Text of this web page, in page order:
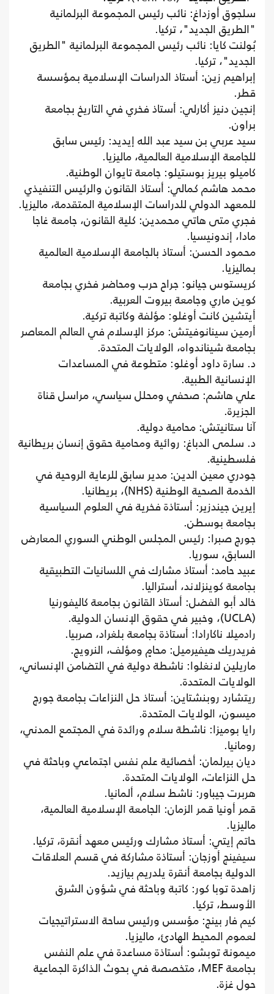
سلجوق أوزداغ: نائب رئيس المجموعة البرلمانية
"الطريق الجديد"، تركيا.
بُولنت كايا: نائب رئيس المجموعة البرلمانية "الطريق
الجديد"، تركيا.
إبراهيم زين: أستاذ الدراسات الإسلامية بمؤسسة
قطر.
إنجين دنيز أكارلي: أستاذ فخري في التاريخ بجامعة
براون.
سيد عربي بن سيد عبد الله إيديد: رئيس سابق
للجامعة الإسلامية العالمية، ماليزيا.
كاميلو بيريز بوستيلو: جامعة تايوان الوطنية.
محمد هاشم كمالي: أستاذ القانون والرئيس التنفيذي
للمعهد الدولي للدراسات الإسلامية المتقدمة، ماليزيا.
فجري متى هاتي محمدين: كلية القانون، جامعة غاجا
مادا، إندونيسيا.
محمود الحسن: أستاذ بالجامعة الإسلامية العالمية
بماليزيا.
كريستوس جيانو: جراح حرب ومحاضر فخري بجامعة
كوين ماري وجامعة بيروت العربية.
أيتشين كانت أوغلو: مؤلفة وكاتبة تركية.
أرمين سينانوفيتش: مركز الإسلام في العالم المعاصر
بجامعة شيناندواه، الولايات المتحدة.
د. سارة داود أوغلو: متطوعة في المساعدات
الإنسانية الطبية.
علي هاشم: صحفي ومحلل سياسي، مراسل قناة
الجزيرة.
آنا ستانيتش: محامية دولية.
د. سلمى الدباغ: روائية ومحامية حقوق إنسان بريطانية
فلسطينية.
جودري معين الدين: مدير سابق للرعاية الروحية في
الخدمة الصحية الوطنية (NHS)، بريطانيا.
إيرين جيندزير: أستاذة فخرية في العلوم السياسية
بجامعة بوسطن.
جورج صبرا: رئيس المجلس الوطني السوري المعارض
السابق، سوريا.
عبيد حامد: أستاذ مشارك في اللسانيات التطبيقية
بجامعة كوينزلاند، أستراليا.
خالد أبو الفضل: أستاذ القانون بجامعة كاليفورنيا
(UCLA)، وخبير في حقوق الإنسان الدولية.
رادميلا ناكارادا: أستاذة بجامعة بلغراد، صربيا.
فريدريك هيفيرميل: محامٍ ومؤلف، النرويج.
ماريلين لانغلوا: ناشطة دولية في التضامن الإنساني،
الولايات المتحدة.
ريتشارد روبنشتاين: أستاذ حل النزاعات بجامعة جورج
ميسون، الولايات المتحدة.
رايا بوميزا: ناشطة سلام ورائدة في المجتمع المدني،
رومانيا.
ديان بيرلمان: أخصائية علم نفس اجتماعي وباحثة في
حل النزاعات، الولايات المتحدة.
هربرت جيباور: ناشط سلام، ألمانيا.
قمر أونيا قمر الزمان: الجامعة الإسلامية العالمية،
ماليزيا.
حاتم إيتي: أستاذ مشارك ورئيس معهد أنقرة، تركيا.
سيفينج أوزجان: أستاذة مشاركة في قسم العلاقات
الدولية بجامعة أنقرة يلدريم بيازيد.
زاهدة توبا كور: كاتبة وباحثة في شؤون الشرق
الأوسط، تركيا.
كيم فار بينج: مؤسس ورئيس ساحة الاستراتيجيات
لعموم المحيط الهادئ، ماليزيا.
ميمونة توبشو: أستاذة مساعدة في علم النفس
بجامعة MEF، متخصصة في بحوث الذاكرة الجماعية
حول غزة.